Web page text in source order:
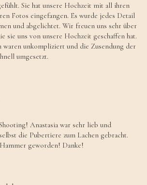
Sie hat unsere Hochzeit mit all ihren
Fotos eingefangen. Es wurde jedes Detail
und abgelichtet. Wir freuen uns sehr über
sie uns von unsere Hochzeit geschaffen hat.
waren unkompliziert und die Zusendung der
umgesetzt.
Anastasia war sehr lieb und
die Pubertiere zum Lachen gebracht.
geworden! Danke!